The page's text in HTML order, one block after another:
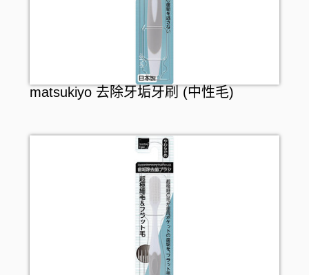
matsukiyo 去除牙垢牙刷 (中性毛)